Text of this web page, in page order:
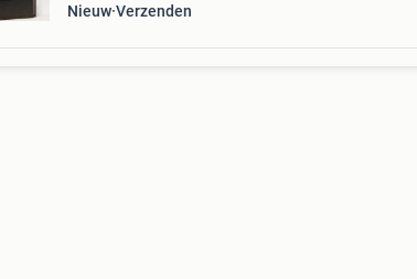
Nieuw Verzenden